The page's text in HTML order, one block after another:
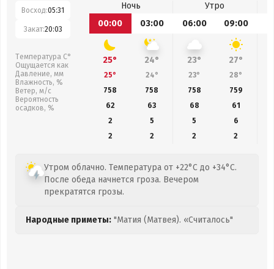
Восход:05:31
Закат:20:03
Температура С°
Ощущается как
Давление, мм
Влажность, %
Ветер, м/с
Вероятность
осадков, %
Ночь
Утро
00:00
03:00 06:00 09:00
25° 24° 23° 27°
25° 24° 23° 28°
758
758 758 759
62
63 68 61
2
5 5
6
2
2 2 2
Утром облачно. Температура от +22°C до +34°C.
После обеда начнется гроза. Вечером
прекратятся грозы.
Народные приметы: "Матия (Матвея). «Считалось"